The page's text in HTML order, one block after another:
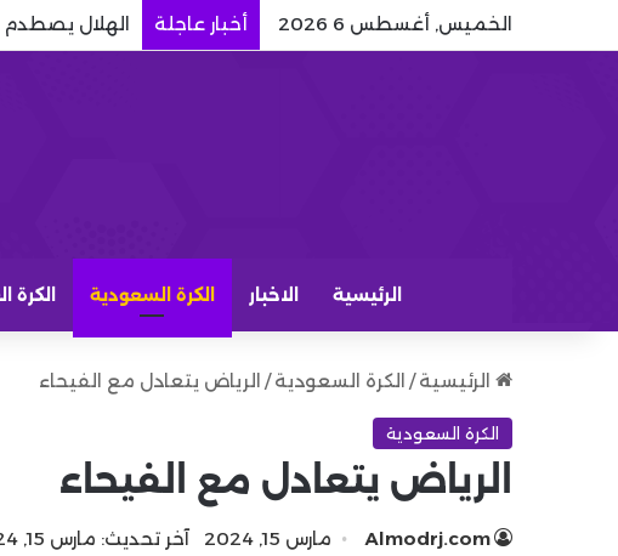
الخميس, أغسطس 6 2026 أخبار عاجلة الهلال يصطدم
الرئيسية الاخبار الكرة السعودية الكرة
الرئيسية / الكرة السعودية / الرياض يتعادل مع الفيحاء
الكرة السعودية
الرياض يتعادل مع الفيحاء
Almodrj.com مارس 15, 2024 آخر تحديث: مارس 15, 2024